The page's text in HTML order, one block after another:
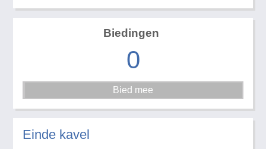
Biedingen
0
Einde kavel